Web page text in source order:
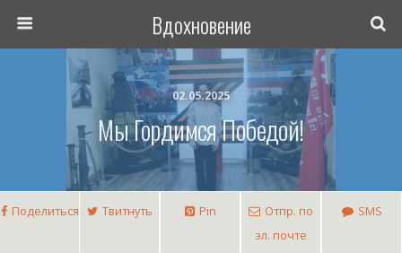
Вдохновение
02.05.2025
Мы Гордимся Победой!
Поделиться Твитнуть Pin
Отпр. по
эл. почте
SMS